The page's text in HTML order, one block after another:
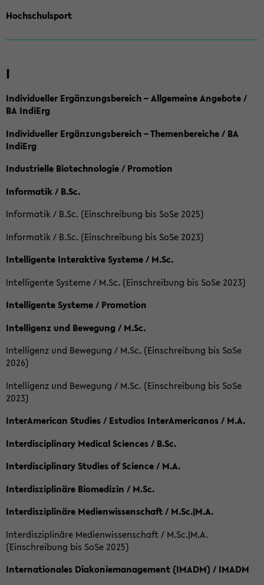
Hochschulsport
I
Individueller Ergänzungsbereich – Allgemeine Angebote /
BA IndiErg
Individueller Ergänzungsbereich – Themenbereiche / BA
IndiErg
Industrielle Biotechnologie / Promotion
Informatik / B.Sc.
Informatik / B.Sc. (Einschreibung bis SoSe 2025)
Informatik / B.Sc. (Einschreibung bis SoSe 2023)
Intelligente Interaktive Systeme / M.Sc.
Intelligente Systeme / M.Sc. (Einschreibung bis SoSe 2023)
Intelligente Systeme / Promotion
Intelligenz und Bewegung / M.Sc.
Intelligenz und Bewegung / M.Sc. (Einschreibung bis SoSe
2026)
Intelligenz und Bewegung / M.Sc. (Einschreibung bis SoSe
2023)
InterAmerican Studies / Estudios InterAmericanos / M.A.
Interdisciplinary Medical Sciences / B.Sc.
Interdisciplinary Studies of Science / M.A.
Interdisziplinäre Biomedizin / M.Sc.
Interdisziplinäre Medienwissenschaft / M.Sc.|M.A.
Interdisziplinäre Medienwissenschaft / M.Sc.|M.A.
(Einschreibung bis SoSe 2025)
Internationales Diakoniemanagement (IMADM) / IMADM